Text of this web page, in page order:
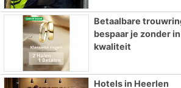
Betaalbare
bespaar je zonder
kwaliteit
Hotels in Heerlen